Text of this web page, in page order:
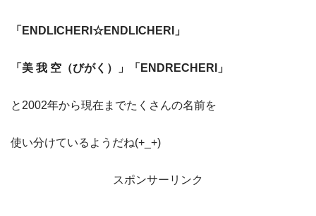
「ENDLICHERI☆ENDLICHERI」
「美 我 空（びがく）」「ENDRECHERI」
と2002年から現在までたくさんの名前を
使い分けているようだね(+_+)
スポンサーリンク